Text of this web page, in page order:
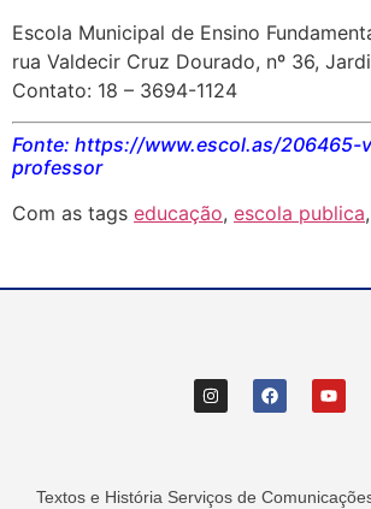
Escola Municipal de Ensino
rua Valdecir Cruz Dourado, nº 36,
Contato: 18 – 3694-1124
Fonte: https://www.escol.as/206465-
professor
Com as tags educação, escola publica,
Textos e História Serviços de